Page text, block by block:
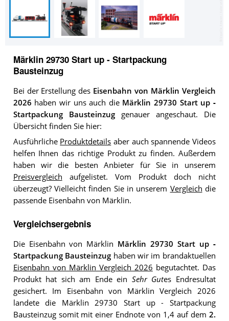
Märklin 29730 Start up ‐ Startpackung
Bausteinzug
Bei der Erstellung des Eisenbahn von Märklin Vergleich
2026 haben wir uns auch die Märklin 29730 Start up ‐
Startpackung Bausteinzuggenauer angeschaut. Die
Übersicht finden Sie hier:
Ausführliche Produktdetails aber auch spannende Videos
helfen Ihnen das richtige Produkt zu finden. Außerdem
haben wir die besten Anbieter für Sie in unserem
Preisvergleich aufgelistet. Vom Produkt doch nicht
überzeugt? Vielleicht finden Sie in unserem Vergleich die
passende Eisenbahn von Märklin.
Vergleichsergebnis
Die Eisenbahn von Märklin Märklin 29730 Start up ‐
Startpackung Bausteinzug haben wir im brandaktuellen
Eisenbahn von Märklin Vergleich 2026 begutachtet. Das
Produkt hat sich am Ende ein Sehr Gutes Endresultat
gesichert. Im Eisenbahn von Märklin Vergleich 2026
landete die Märklin 29730 Start up ‐ Startpackung
Bausteinzug somit mit einer Endnote von 1,4 auf dem 2.